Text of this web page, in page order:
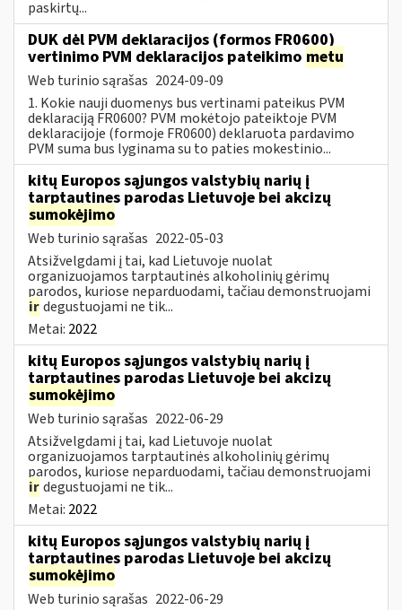
paskirtų...
DUK dėl PVM deklaracijos (formos FR0600)
vertinimo PVM deklaracijos pateikimo metu
Web turinio sąrašas 2024-09-09
1. Kokie nauji duomenys bus vertinami pateikus PVM
deklaraciją FR0600? PVM mokėtojo pateiktoje PVM
deklaracijoje (formoje FR0600) deklaruota pardavimo
PVM suma bus lyginama su to paties mokestinio...
kitų Europos sąjungos valstybių narių į
tarptautines parodas Lietuvoje bei akcizų
sumokėjimo
Web turinio sąrašas 2022-05-03
Atsižvelgdami į tai, kad Lietuvoje nuolat
organizuojamos tarptautinės alkoholinių gėrimų
parodos, kuriose neparduodami, tačiau demonstruojami
irdegustuojami ne tik...
Metai: 2022
kitų Europos sąjungos valstybių narių į
tarptautines parodas Lietuvoje bei akcizų
sumokėjimo
Web turinio sąrašas 2022-06-29
Atsižvelgdami į tai, kad Lietuvoje nuolat
organizuojamos tarptautinės alkoholinių gėrimų
parodos, kuriose neparduodami, tačiau demonstruojami
irdegustuojami ne tik...
Metai: 2022
kitų Europos sąjungos valstybių narių į
tarptautines parodas Lietuvoje bei akcizų
sumokėjimo
Web turinio sąrašas 2022-06-29